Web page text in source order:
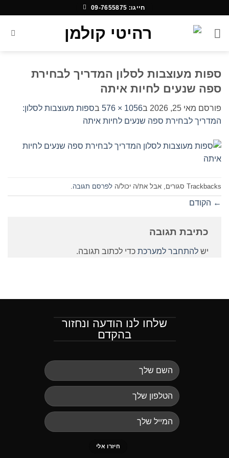
content
חייגו: 09-7655875
ספות מעוצבות לסלון המדריך לבחירת
ספה שנעים לחיות איתה
פורסם מאי 25, 2026 ב1056 × 576 בספות מעוצבות לסלון:
המדריך לבחירת ספה שנעים לחיות איתה
Trackbacks סגורים, אבל את/ה יכול/ה לפרסם תגובה
← הקודם
כתיבת תגובה
יש להתחבר למערכת כדי לכתוב תגובה.
שלחו לנו הודעה ונחזור
בהקדם